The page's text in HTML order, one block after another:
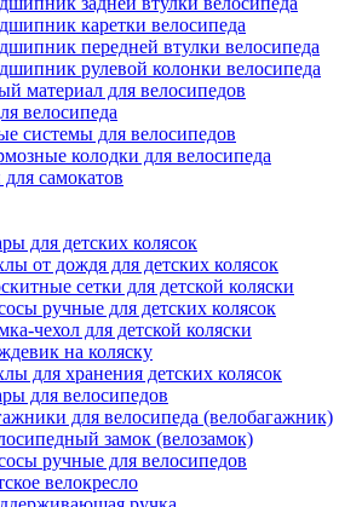
каретки велосипеда
передней втулки велосипеда
рулевой колонки велосипеда
материал для велосипедов
велосипеда
системы для велосипедов
колодки для велосипеда
для самокатов
для детских колясок
от дождя для детских колясок
сетки для детской коляски
ручные для детских колясок
чехол для детской коляски
на коляску
для хранения детских колясок
для велосипедов
для велосипеда (велобагажник)
замок (велозамок)
ручные для велосипедов
велокресло